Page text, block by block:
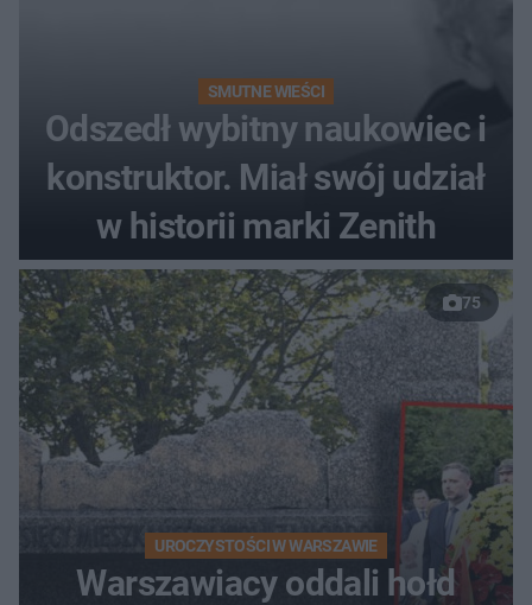
SMUTNE WIEŚCI
Odszedł wybitny naukowiec i
konstruktor. Miał swój udział
w historii marki Zenith
75
UROCZYSTOŚCI W WARSZAWIE
Warszawiacy oddali hołd